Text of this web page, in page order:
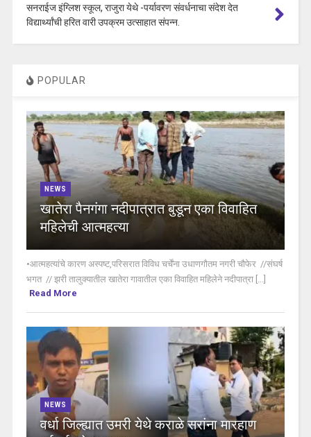
सनराईज इंग्लिश स्कूल, राजुरा येथे -पर्यावरण संवर्धनाचा संदेश देत
विद्यार्थ्यांची हरित वारी उपक्रम उत्साहात संपन्न.
POPULAR
NEWS
खातेरा पैनगंगा नदीपात्रात बुडून एका विवाहित
महिलेची आत्महत्या
•आत्महत्यांचे कारण अस्पष्ट,परिसरात विविध चर्चेंना उधाणगौतम नगरी चौफेर //संघर्ष
भगत // झरी तालुक्यातील खातेरा गावातील एका विवाहित महिलेने नदीपात्रा [...]
Read More
NEWS
वर्धा जिल्ह्यात उमरी येथे कराळे सरांना मारहाण